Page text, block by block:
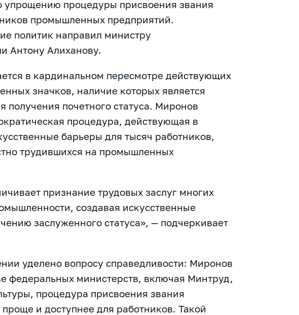
упрощению процедуры присвоения звания
промышленных предприятий.
политик направил министру
Антону Алиханову.
в кардинальном пересмотре действующих
значков, наличие которых является
получения почетного статуса. Миронов
процедура, действующая в
барьеры для тысяч работников,
трудившихся на промышленных
признание трудовых заслуг многих
создавая искусственные
заслуженного статуса», — подчеркивает
уделено вопросу справедливости: Миронов
федеральных министерств, включая Минтруд,
процедура присвоения звания
и доступнее для работников. Такой